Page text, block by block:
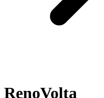
RenoVolta